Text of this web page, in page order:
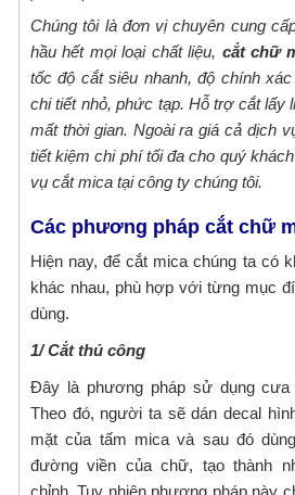
đội ngũ kỹ thuật viên
nghề với hơn 10
xác - chất lượng
Sài Gòn CPA chuyên
công cnc gỗ tphcm.
như những ưu thế
máy móc hiện đại.
cắt CNC gỗ theo yêu
hàng. Mang đến
Gia công cắt gỗ
nghệ tự động hóa
hàng. Công ty
yêu cầu tự động
nhất thị trường hiện
đây nhé!
Cắt CNC gỗ công
tốt nhất tại TPHCM
Cắt CNC gỗ công
CPA. Chúng tôi là
nghiệm gia công cắt
pima,... chuyên
giá cạnh tranh hợp lý
tại TPHCM
Khách hàng có yêu
yêu cầu với chất
ngay với Quảng cáo
là xưởng gia công
Đơn vị cắt mica
Chúng tôi là đơn vị chuyên cung
hầu hết mọi loại chất liệu, cắt chữ
tốc độ cắt siêu nhanh, độ chính
chi tiết nhỏ, phức tạp. Hỗ trợ cắt lấy
mất thời gian. Ngoài ra giá cả dịch
tiết kiệm chi phí tối đa cho quý
vụ cắt mica tại công ty chúng tôi.
Các phương pháp cắt chữ
Hiện nay, để cắt mica chúng ta có
khác nhau, phù hợp với từng mục
dùng.
1/ Cắt thủ công
Đây là phương pháp sử dụng
Theo đó, người ta sẽ dán decal
mặt của tấm mica và sau đó
đường viền của chữ, tạo thành
chỉnh. Tuy nhiên phương pháp này